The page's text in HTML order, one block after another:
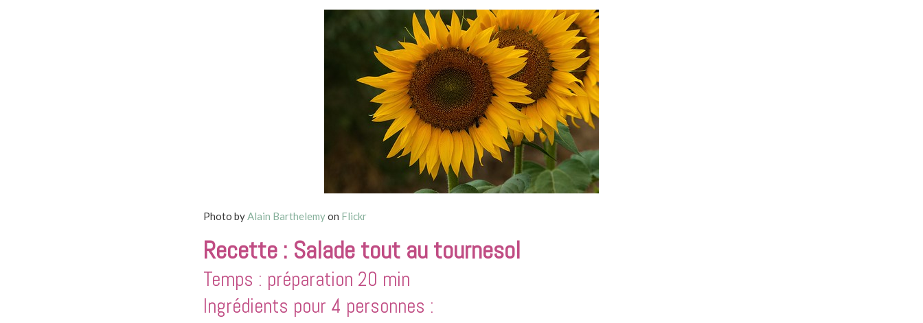
Photo by Alain Barthelemyon Flickr
Recette : Salade tout au tournesol
Temps : préparation 20 min
Ingrédients pour 4 personnes :